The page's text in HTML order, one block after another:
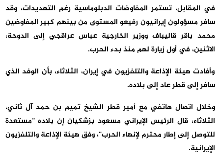
في المقابل، تستمر المفاوضات الدبلوماسية رغم التهديدات، وقد
سافر مسؤولون إيرانيون رفيعو المستوى من بينهم كبير المفاوضين
محمد باقر قاليباف ووزير الخارجية عباس عراقجي إلى الدوحة،
الاثنين، في أول زيارة لهم منذ بدء الحرب.
وأفادت هيئة الإذاعة والتلفزيون في إيران، الثلاثاء، بأن الوفد الذي
سافر إلى قطر عاد إلى بلاده.
وخلال اتصال هاتفي مع أمير قطر الشيخ تميم بن حمد آل ثاني،
الثلاثاء، قال الرئيس الإيراني مسعود بزشكيان إن بلاده “مستعدة
للتوصل إلى إطار محترم لإنهاء الحرب”، وفق هيئة الإذاعة والتلفزيون
الإيرانية.